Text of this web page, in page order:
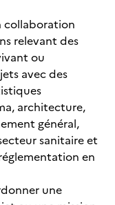
collaboration
relevant des
ou
avec des
architecture,
général,
sanitaire et
en
une